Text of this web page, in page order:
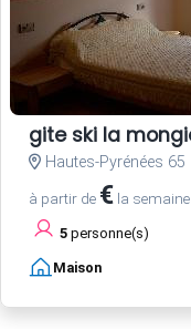
gite ski la
Hautes-Pyrénées 65
à partir de € la semaine
5 personne(s)
Maison